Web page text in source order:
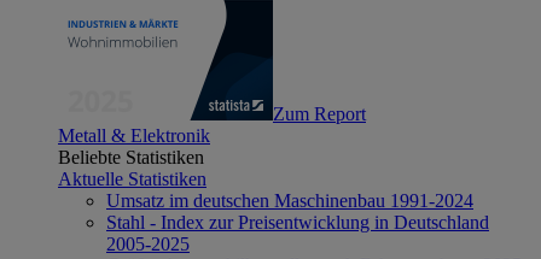
Zum Report
Metall & Elektronik
Beliebte Statistiken
Aktuelle Statistiken
Umsatz im deutschen Maschinenbau 1991-2024
Stahl - Index zur Preisentwicklung in Deutschland
2005-2025